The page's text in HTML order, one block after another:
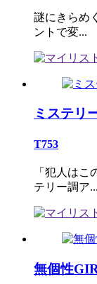
謎にきらめ
ントで変...
ミステリ
T753
「犯人は
テリー調ア...
無個性